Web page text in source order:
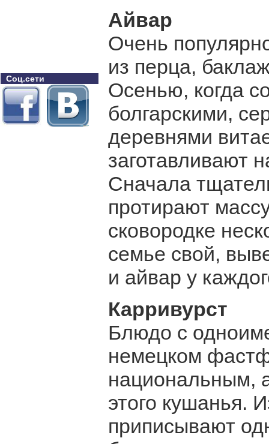
Соц.сети
Айвар
Очень
из перца,
Осенью, когда
болгарскими,
деревнями
заготавливают
Сначала
протирают
сковородке
семье свой,
и айвар у
Карривурст
Блюдо с
немецком
национальным,
этого кушанья.
приписывают